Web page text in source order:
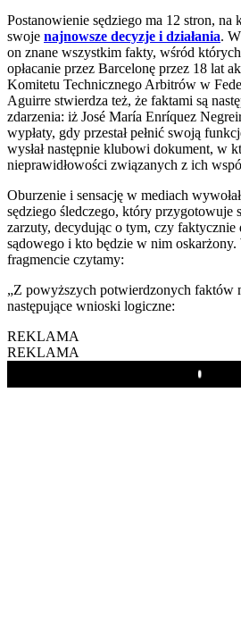
Postanowienie sędziego ma 12 stron, na
swoje najnowsze decyzje i działania.
on znane wszystkim fakty, wśród
opłacanie przez Barcelonę przez 18 lat
Komitetu Technicznego Arbitrów w
Aguirre stwierdza też, że faktami są
zdarzenia: iż José María Enríquez
wypłaty, gdy przestał pełnić swoją
wysłał następnie klubowi dokument, w
nieprawidłowości związanych z ich
Oburzenie i sensację w mediach
sędziego śledczego, który przygotowuje
zarzuty, decydując o tym, czy faktycznie
sądowego i kto będzie w nim
fragmencie czytamy:
„Z powyższych potwierdzonych faktów
następujące wnioski logiczne:
REKLAMA
REKLAMA
Play